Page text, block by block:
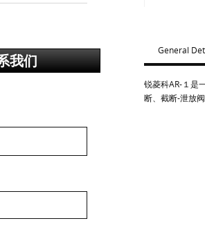
General
锐菱科AR-１是
断、截断-泄放
我们